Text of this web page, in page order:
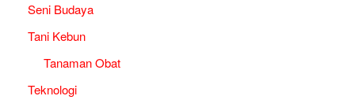
Seni Budaya
Tani Kebun
Tanaman Obat
Teknologi